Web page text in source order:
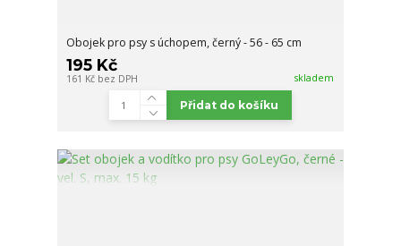
Obojek pro psy s úchopem, černý - 56 - 65 cm
195 Kč
161 Kč bez DPH skladem
Přidat do košíku